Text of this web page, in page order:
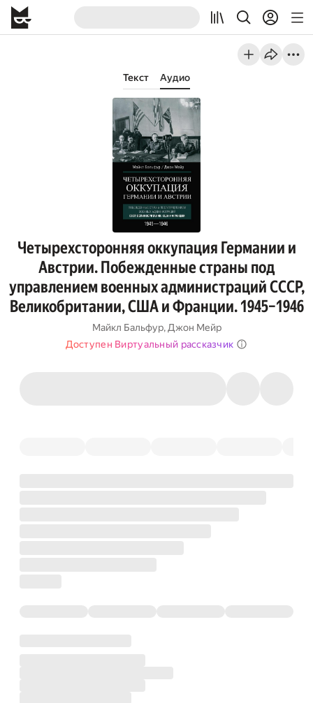
Текст Аудио
Четырехсторонняя оккупация Германии и
Австрии. Побежденные страны под
управлением военных администраций СССР,
Великобритании, США и Франции. 1945–1946
Майкл Бальфур, Джон Мейр
Доступен Виртуальный рассказчик